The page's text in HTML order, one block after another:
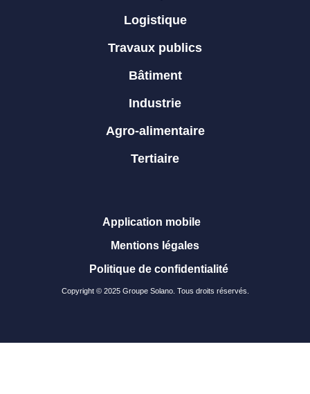
Logistique
Travaux publics
Bâtiment
Industrie
Agro-alimentaire
Tertiaire
Copyright © 2025 Groupe Solano. Tous droits réservés.
Application mobile
Mentions légales
Politique de confidentialité